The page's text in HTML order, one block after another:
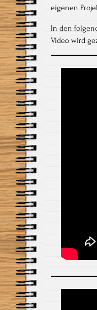
eigenen
In den
Video wird